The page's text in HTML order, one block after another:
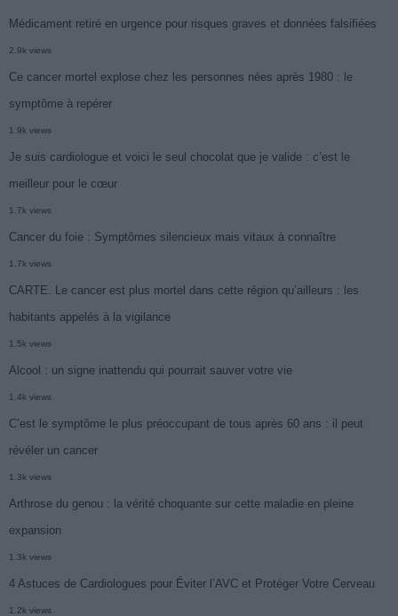
Médicament retiré en urgence pour risques graves et données falsifiées
2.9k views
Ce cancer mortel explose chez les personnes nées après 1980 : le
symptôme à repérer
1.9k views
Je suis cardiologue et voici le seul chocolat que je valide : c’est le
meilleur pour le cœur
1.7k views
Cancer du foie : Symptômes silencieux mais vitaux à connaître
1.7k views
CARTE. Le cancer est plus mortel dans cette région qu’ailleurs : les
habitants appelés à la vigilance
1.5k views
Alcool : un signe inattendu qui pourrait sauver votre vie
1.4k views
C’est le symptôme le plus préoccupant de tous après 60 ans : il peut
révéler un cancer
1.3k views
Arthrose du genou : la vérité choquante sur cette maladie en pleine
expansion
1.3k views
4 Astuces de Cardiologues pour Éviter l’AVC et Protéger Votre Cerveau
1.2k views